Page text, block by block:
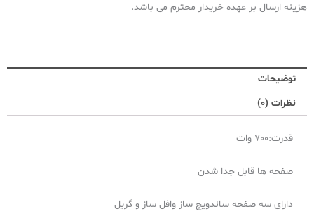
هزینه ارسال بر عهده خریدار محترم می باشد.
توضیحات
نظرات (0)
قدرت:700 وات
صفحه ها قابل جدا شدن
دارای سه صفحه ساندویچ ساز وافل ساز و گریل